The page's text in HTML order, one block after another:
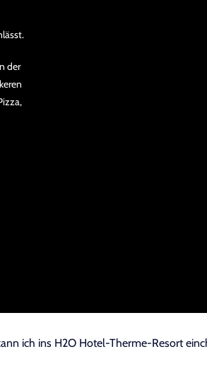
der
ich ins H2O Hotel-Therme-Resort